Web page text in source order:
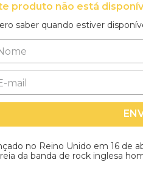
produto não está
saber quando estiver
no Reino Unido em 16 de
da banda de rock inglesa